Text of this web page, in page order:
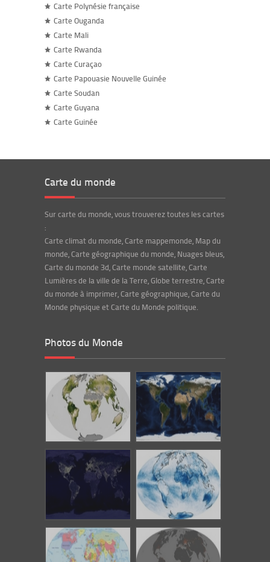
Carte Polynésie française
Carte Ouganda
Carte Mali
Carte Rwanda
Carte Curaçao
Carte Papouasie Nouvelle Guinée
Carte Soudan
Carte Guyana
Carte Guinée
Carte du monde
Sur carte du monde, vous trouverez toutes les cartes
:
Carte climat du monde, Carte mappemonde, Map du
monde, Carte géographique du monde, Nuages bleus,
Carte du monde 3d, Carte monde satellite, Carte
Lumières de la ville de la Terre, Globe terrestre, Carte
du monde à imprimer, Carte géographique, Carte du
Monde physique et Carte du Monde politique.
Photos du Monde